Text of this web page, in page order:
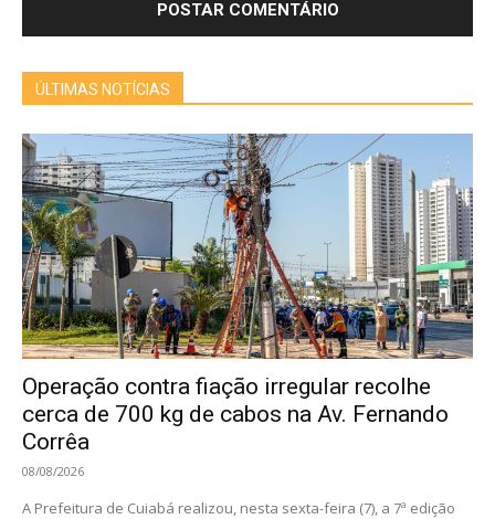
ÚLTIMAS NOTÍCIAS
Operação contra fiação irregular recolhe
cerca de 700 kg de cabos na Av. Fernando
Corrêa
08/08/2026
A Prefeitura de Cuiabá realizou, nesta sexta-feira (7), a 7ª edição